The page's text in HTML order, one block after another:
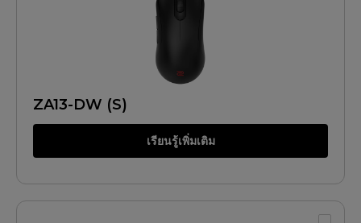
ZA13-DW (S)
เรียนรู้เพิ่มเติม